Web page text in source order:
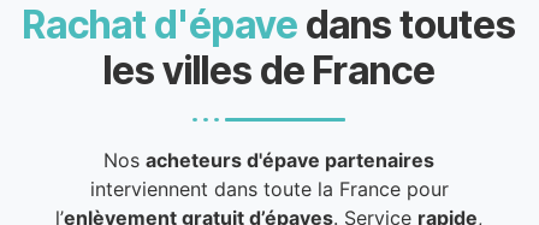
Rachat d'épave dans toutes
les villes de France
Nosacheteurs d'épave partenaires
interviennent dans toute la France pour
l’enlèvement gratuit d’épaves. Service rapide,